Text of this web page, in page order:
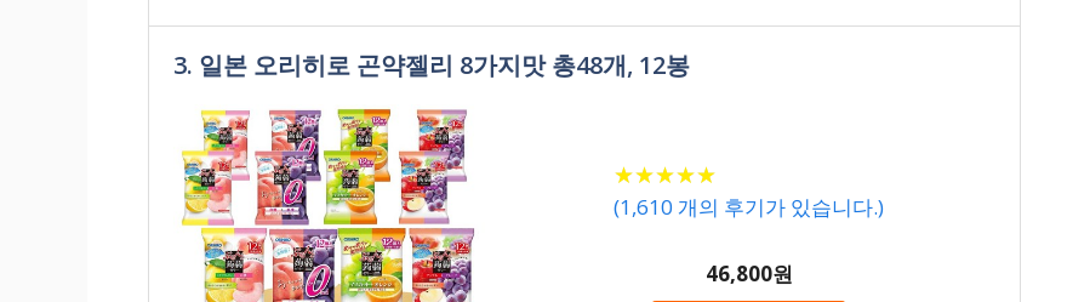
3. 일본 오리히로 곤약젤리 8가지맛 총48개, 12봉
★★★★★
★★★★★
(1,610 개의 후기가 있습니다.)
46,800원